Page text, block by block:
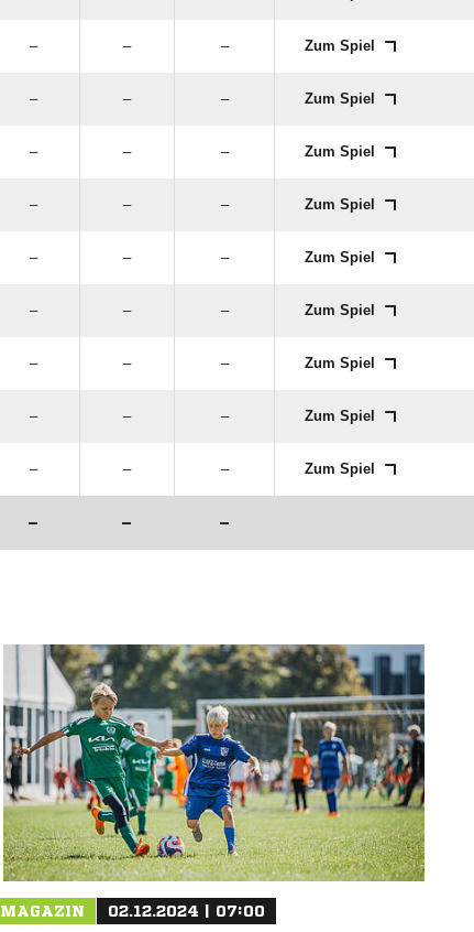
– – – Zum Spiel
– – – Zum Spiel
– – – Zum Spiel
– – – Zum Spiel
– – – Zum Spiel
– – – Zum Spiel
– – – Zum Spiel
– – – Zum Spiel
– – – Zum Spiel
– – –
MAGAZIN 02.12.2024 | 07:00